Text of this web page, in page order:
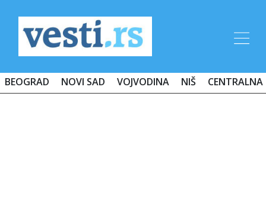
BEOGRAD NOVI SAD VOJVODINA NIŠ CENTRALNA